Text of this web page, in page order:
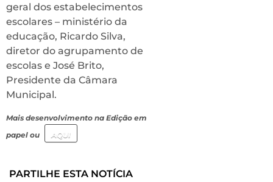
geral dos estabelecimentos
escolares – ministério da
educação, Ricardo Silva,
diretor do agrupamento de
escolas e José Brito,
Presidente da Câmara
Municipal.
Mais desenvolvimento na Edição em
papel ou
AQUI
PARTILHE ESTA NOTÍCIA